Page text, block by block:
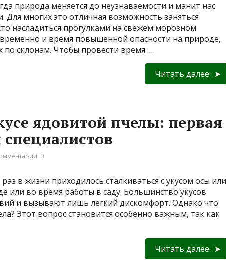
природа меняется до неузнаваемости и манит нас
многих это отличная возможность заняться
насладиться прогулками на свежем морозном
и время повышенной опасности на природе,
по склонам. Чтобы провести время …
Читать далее
ядовитой пчелы: первая
0
в жизни приходилось сталкиваться с укусом осы или
или во время работы в саду. Большинство укусов
и вызывают лишь легкий дискомфорт. Однако что
Этот вопрос становится особенно важным, так как
Читать далее